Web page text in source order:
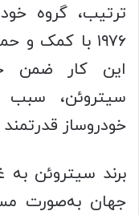
ترتیب، گروه
۱۹۷۶ با کمک
این کار ضمن
سیتروئن،
خودروساز قدرتمند
جهان به‌صورت